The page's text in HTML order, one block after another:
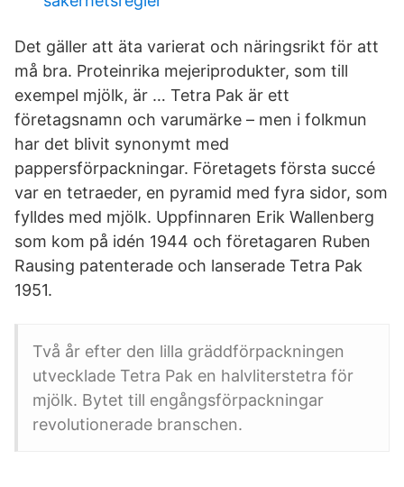
Det gäller att äta varierat och näringsrikt för att
må bra. Proteinrika mejeriprodukter, som till
exempel mjölk, är … Tetra Pak är ett
företagsnamn och varumärke – men i folkmun
har det blivit synonymt med
pappersförpackningar. Företagets första succé
var en tetraeder, en pyramid med fyra sidor, som
fylldes med mjölk. Uppfinnaren Erik Wallenberg
som kom på idén 1944 och företagaren Ruben
Rausing patenterade och lanserade Tetra Pak
1951.
Två år efter den lilla gräddförpackningen
utvecklade Tetra Pak en halvliterstetra för
mjölk. Bytet till engångsförpackningar
revolutionerade branschen.